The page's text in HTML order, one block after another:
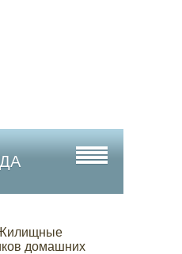
домашних